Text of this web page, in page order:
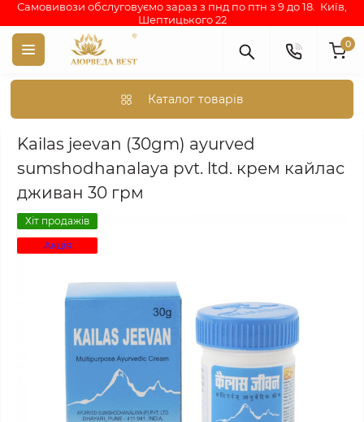
Самовивози обслуговуємо зараз з пнд по птн з 9 до 18. Київ,
Шептицького 22
0
Каталог товарів
Аюрведа каталог індійських товарів АЮРВЕДИЧНА
Kailas jeevan (30gm) ayurved
sumshodhanalaya pvt. ltd. крем кайлас
дживан 30 грм
Хіт продажів
Акція